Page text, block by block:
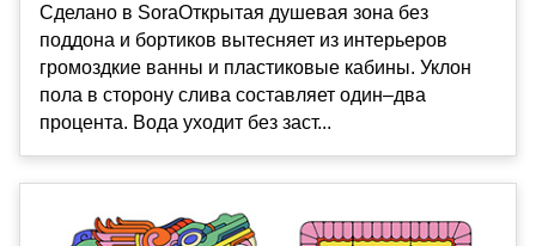
Сделано в SoraОткрытая душевая зона без
поддона и бортиков вытесняет из интерьеров
громоздкие ванны и пластиковые кабины. Уклон
пола в сторону слива составляет один–два
процента. Вода уходит без заст...